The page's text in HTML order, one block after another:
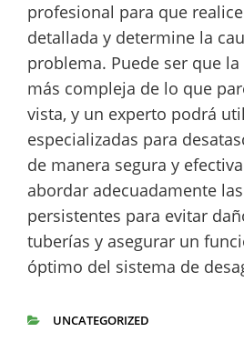
profesional para que
detallada y determine la
problema. Puede ser que
más compleja de lo que
vista, y un experto podrá
especializadas para
de manera segura y
abordar adecuadamente
persistentes para evitar
tuberías y asegurar un
óptimo del sistema de
UNCATEGORIZED